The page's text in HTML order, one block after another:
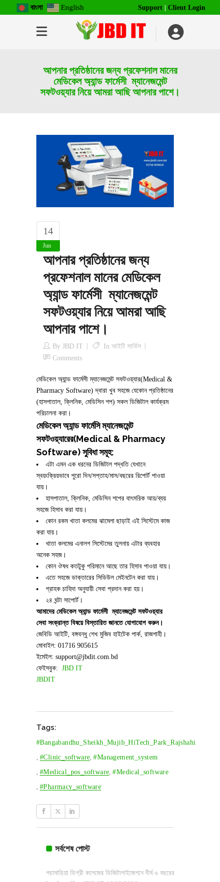
বাংলা English Support Client Login
আপনার প্রতিষ্ঠানের জন্য প্রফেশনাল মানের
মেডিকেল অ্যান্ড ফার্মেসী ম্যানেজমেন্ট
সফটওয়্যার নিয়ে আমরা আছি আপনার পাশে।
14
Jun
আপনার প্রতিষ্ঠানের জন্য
প্রফেশনাল মানের মেডিকেল
অ্যান্ড ফার্মেসী ম্যানেজমেন্ট
সফটওয়্যার নিয়ে আমরা আছি
আপনার পাশে।
By JBD IT In আইটি সার্ভিস
Comments
মেডিকেল অ্যান্ড ফার্মেসী ম্যানেজমেন্ট সফটওয়্যার(Medical &
Pharmacy Software) দ্বারা খুব সহজে যেকোন প্রতিষ্ঠানের
(হাসপাতাল, ক্লিনিক, মেডিসিন শপ) সকল ডিজিটাল কার্যক্রম
পরিচালনা করা।
মেডিকেল অ্যান্ড ফার্মেসি ম্যানেজমেন্ট
সফটওয়্যারের(Medical & Pharmacy
Software) সুবিধা সমূহ:
এটা এমন এক ধরনের ডিজিটাল পদ্ধতি যেখানে
স্বয়ংক্রিয়ভাবে পুরো দিন/সপ্তাহ/মাস/বছরের রিপোর্ট পাওয়া
যায়।
হাসপাতাল, ক্লিনিক, মেডিসিন শপের বাৎসরিক আয়/ব্যয়
সহজে হিসাব করা যায়।
কোন রকম খাতা কলমের ঝামেলা ছাড়াই এই সিস্টেমে কাজ
করা যায়।
খাতা কলমের এনালগ সিস্টেমের তুলনায় এটার ব্যবহার
অনেক সহজ।
কোন ঔষধ কতটুকু পরিমানে আছে তার হিসাব পাওয়া যায়।
এতে সহজে ডাক্তারের সিডিউল মেইনটেন করা যায়।
গ্রাহক চাহিদা অনুযায়ী সেবা প্রদান করা হয়।
২৪ ঘন্টা সাপোর্ট।
আমাদের মেডিকেল অ্যান্ড ফার্মেসী ম্যানেজমেন্ট সফটওয়্যার
সেবা সংক্রান্ত বিষয়ে বিস্তারিত জানতে যোগাযোগ করুন।
জেবিডি আইটি, বঙ্গবন্ধু শেখ মুজিব হাইটেক পার্ক, রাজশাহী।
মোবাইল: 01716 905615
ইমেইল: support@jbdit.com.bd
ফেইসবুক: JBD IT
JBDIT
Tags:
#bangabandhu_Sheikh_Mujib_HiTech_Park_Rajshahi
#clinic_software #management_system
#medical_pos_software #medical_software
#pharmacy_software
সর্বশেষ পোস্ট
পচামাড়িয়া ডিগ্রী কলেজের ডিজিটালাইজেশনে দীর্ঘ ৬ বছরের